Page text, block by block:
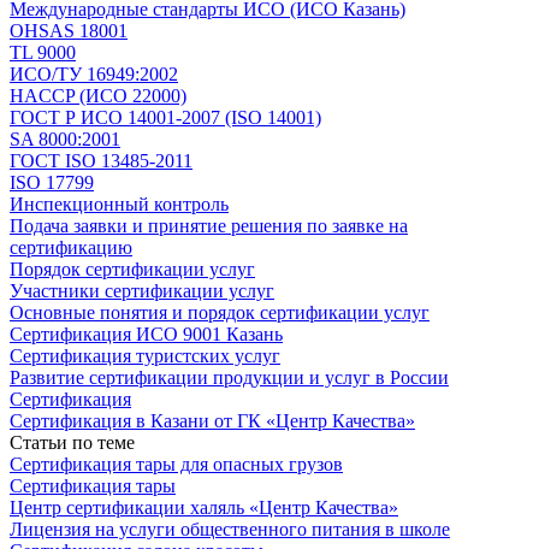
Международные стандарты ИСО (ИСО Казань)
OHSAS 18001
TL 9000
ИСО/ТУ 16949:2002
HACCP (ИСО 22000)
ГОСТ Р ИСО 14001-2007 (ISO 14001)
SA 8000:2001
ГОСТ ISO 13485-2011
ISO 17799
Инспекционный контроль
Подача заявки и принятие решения по заявке на
сертификацию
Порядок сертификации услуг
Участники сертификации услуг
Основные понятия и порядок сертификации услуг
Сертификация ИСО 9001 Казань
Сертификация туристских услуг
Развитие сертификации продукции и услуг в России
Сертификация
Сертификация в Казани от ГК «Центр Качества»
Статьи по теме
Сертификация тары для опасных грузов
Сертификация тары
Центр сертификации халяль «Центр Качества»
Лицензия на услуги общественного питания в школе